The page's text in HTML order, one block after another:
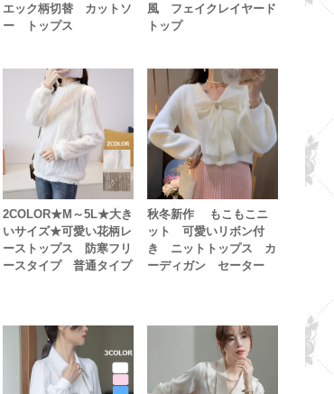
エック柄切替 カットソ
ー トップス
風 フェイクレイヤード
トップ
2COLOR★M～5L★大き
いサイズ★可愛い花柄レ
ーストップス 防寒フリ
ースタイプ 普通タイプ
秋冬新作 もこもこニ
ット 可愛いリボン付
き ニットトップス カ
ーディガン セーター